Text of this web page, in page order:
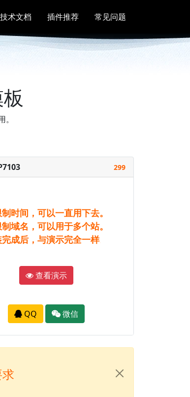
技术文档 插件推荐 常见问题
299
时间，可以一直用下去。
域名，可以用于多个站。
成后，与演示完全一样。
查看演示
QQ 微信